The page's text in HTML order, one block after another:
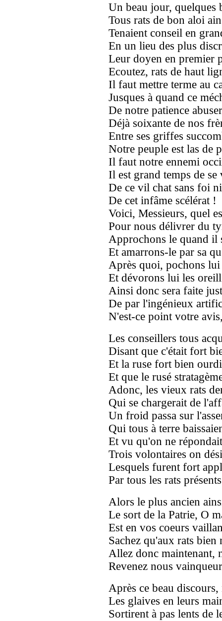
Un beau jour, quelques
Tous rats de bon aloi
Tenaient conseil en
En un lieu des plus
Leur doyen en premier
Ecoutez, rats de haut
Il faut mettre terme au
Jusques à quand ce
De notre patience
Déjà soixante de nos
Entre ses griffes
Notre peuple est las de
Il faut notre ennemi
Il est grand temps de se
De ce vil chat sans foi
De cet infâme scélérat !
Voici, Messieurs, quel
Pour nous délivrer du
Approchons le quand il
Et amarrons-le par sa
Après quoi, pochons
Et dévorons lui les
Ainsi donc sera faite
De par l'ingénieux
N'est-ce point votre
Les conseillers tous
Disant que c'était fort
Et la ruse fort bien
Et que le rusé
Adonc, les vieux rats
Qui se chargerait de
Un froid passa sur
Qui tous à terre
Et vu qu'on ne
Trois volontaires on
Lesquels furent fort
Par tous les rats
Alors le plus ancien
Le sort de la Patrie, O
Est en vos coeurs
Sachez qu'aux rats bien
Allez donc maintenant,
Revenez nous
Après ce beau
Les glaives en leurs
Sortirent à pas lents de